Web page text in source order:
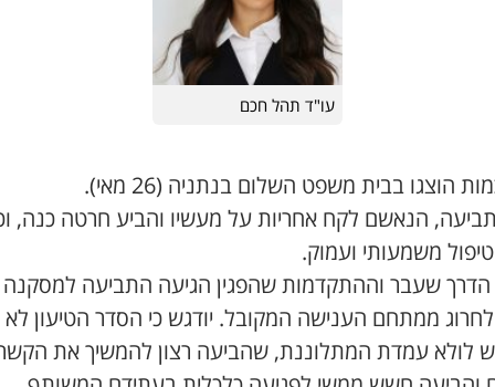
עו"ד תהל חכם
הוצגו בבית משפט השלום בנתניה (26 מאי).
הנאשם לקח אחריות על מעשיו והביע חרטה כנה,
משמעותי ועמוק.
הדרך שעבר וההתקדמות שהפגין הגיעה התביעה למסקנה
ממתחם הענישה המקובל. יודגש כי הסדר הטיעון לא
לולא עמדת המתלוננת, שהביעה רצון להמשיך את